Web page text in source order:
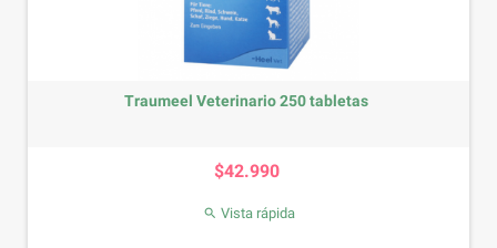
Traumeel Veterinario 250 tabletas
$42.990
 Vista rápida